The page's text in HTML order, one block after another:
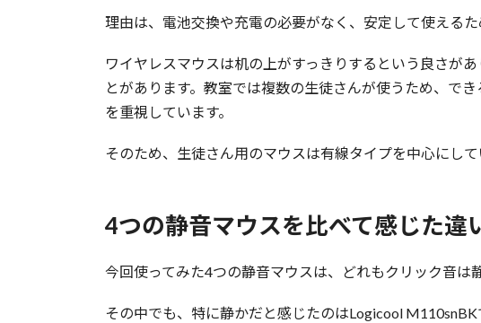
理由は、電池交換や充電の必要がなく、安定して使えるた
ワイヤレスマウスは机の上がすっきりするという良さが
とがあります。教室では複数の生徒さんが使うため、で
を重視しています。
そのため、生徒さん用のマウスは有線タイプを中心にして
4つの静音マウスを比べて感じた違
今回使ってみた4つの静音マウスは、どれもクリック音は静
その中でも、特に静かだと感じたのはLogicool